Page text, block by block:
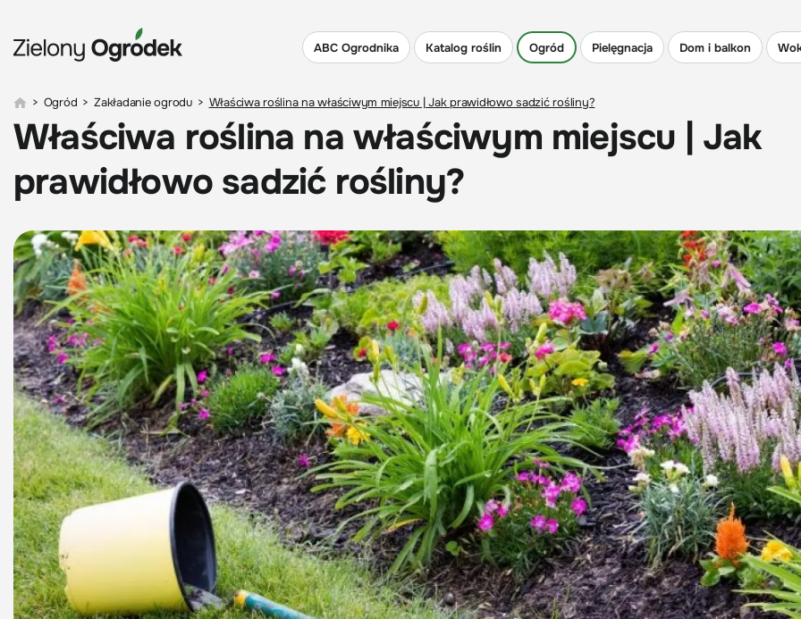
ABC Ogrodnika Katalog roślin Ogród Pielęgnacja Dom i balkon
> Ogród > Zakładanie ogrodu > Właściwa roślina na właściwym miejscu | Jak prawidłowo sadzić rośliny?
Właściwa roślina na właściwym miejscu | Jak
prawidłowo sadzić rośliny?